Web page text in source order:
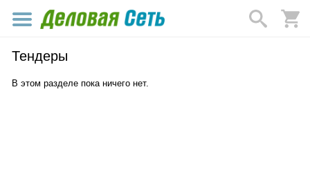
Тендеры
В этом разделе пока ничего нет.